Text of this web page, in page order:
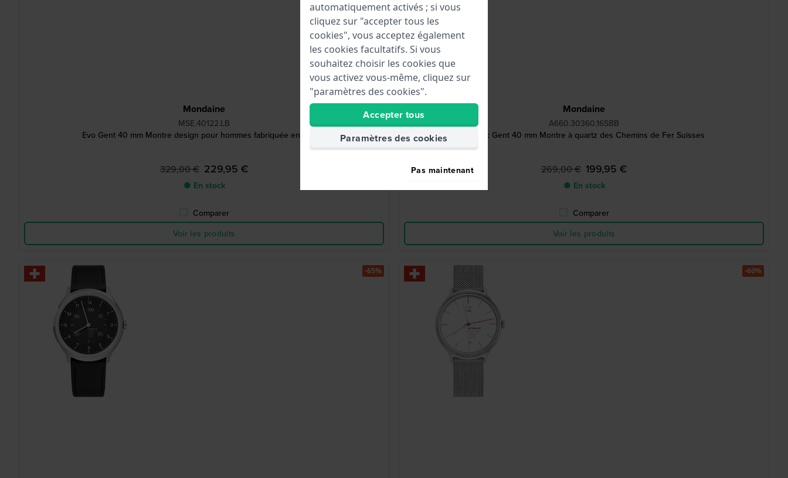
Mondaine
MSE.40122.LB
Evo Gent 40 mm Montre design pour hommes fabriquée en Suisse
329,00 € 229,95 €
● En stock
Comparer
Voir les produits
Mondaine
A660.30360.16SBB
Classic Gent 40 mm Montre à quartz des Chemins de Fer Suisses
269,00 € 199,95 €
● En stock
Comparer
Voir les produits
-65% -60%
automatiquement activés ; si vous
cliquez sur "accepter tous les
cookies", vous acceptez également
les cookies facultatifs. Si vous
souhaitez choisir les cookies que
vous activez vous-même, cliquez sur
"paramètres des cookies".
Accepter tous
Paramètres des cookies
Pas maintenant